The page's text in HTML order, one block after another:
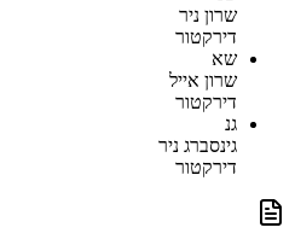
שרון ניר
דירקטור
שא
שרון אייל
דירקטור
גנ
גינסברג ניר
דירקטור